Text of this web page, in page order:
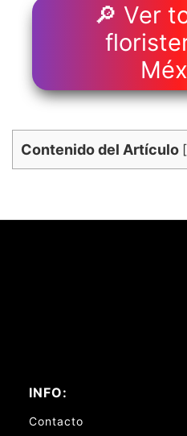
🔎 Ver
Contenido del Artículo [
INFO:
Contacto